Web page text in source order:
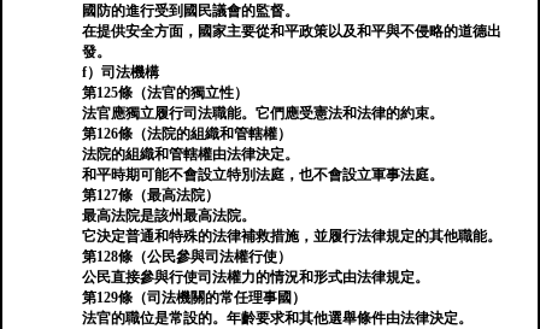
國防的進行受到國民議會的監督。
在提供安全方面，國家主要從和平政策以及和平與不侵略的道德出
發。
f）司法機構
第125條（法官的獨立性）
法官應獨立履行司法職能。它們應受憲法和法律的約束。
第126條（法院的組織和管轄權）
法院的組織和管轄權由法律決定。
和平時期可能不會設立特別法庭，也不會設立軍事法庭。
第127條（最高法院）
最高法院是該州最高法院。
它決定普通和特殊的法律補救措施，並履行法律規定的其他職能。
第128條（公民參與司法權行使）
公民直接參與行使司法權力的情況和形式由法律規定。
第129條（司法機關的常任理事國）
法官的職位是常設的。年齡要求和其他選舉條件由法律決定。